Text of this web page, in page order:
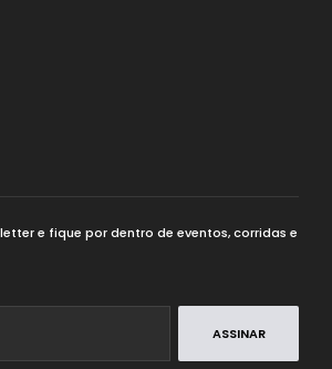
e fique por dentro de eventos, corridas e
ASSINAR